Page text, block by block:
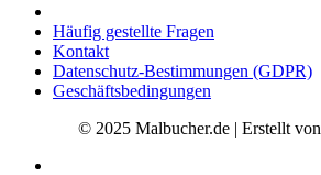
Häufig gestellte Fragen
Kontakt
Datenschutz-Bestimmungen (GDPR)
Geschäftsbedingungen
© 2025 Malbucher.de | Erstellt von